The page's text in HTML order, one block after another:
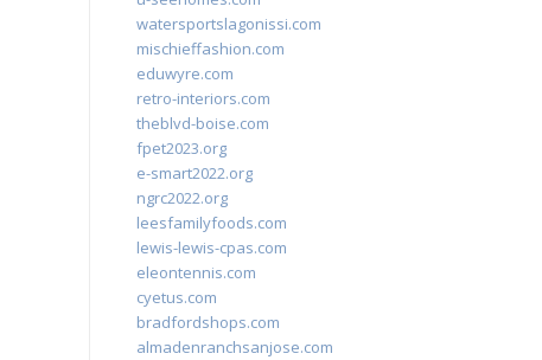
watersportslagonissi.com
mischieffashion.com
eduwyre.com
retro-interiors.com
theblvd-boise.com
fpet2023.org
e-smart2022.org
ngrc2022.org
leesfamilyfoods.com
lewis-lewis-cpas.com
eleontennis.com
cyetus.com
bradfordshops.com
almadenranchsanjose.com